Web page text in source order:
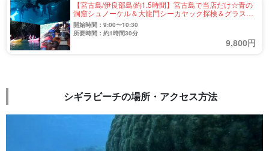
【宮古島/伊良部島/約1.5時間】宮古島で当店だけ☆青の
洞窟シュノーケル＆大龍門シーカヤック探検＆グラスボ
ート遊覧＜7歳～65歳参加OK＞（No.800）
開始時間：9:00〜10:30
所要時間：約1時間30分
9,800円
シギラビーチの場所・アクセス方法